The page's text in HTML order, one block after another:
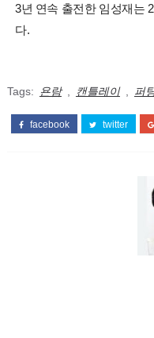
3년 연속 출전한 임성재는
다.
Tags: 욘람 캔틀레이 퍼
facebook twitter